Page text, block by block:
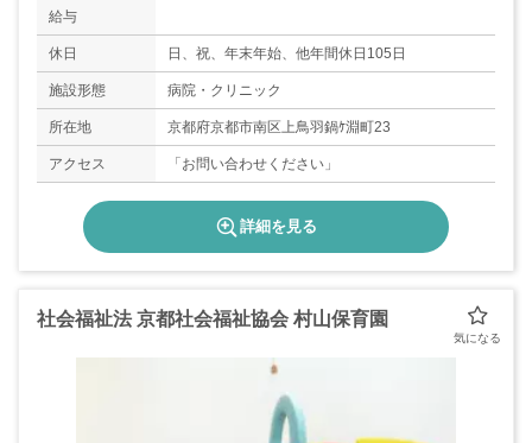
給与
休日 日、祝、年末年始、他年間休日105日
施設形態 病院・クリニック
所在地 京都府京都市南区上鳥羽鍋ｹ淵町23
アクセス 「お問い合わせください」
詳細を見る
社会福祉法 京都社会福祉協会 村山保育園